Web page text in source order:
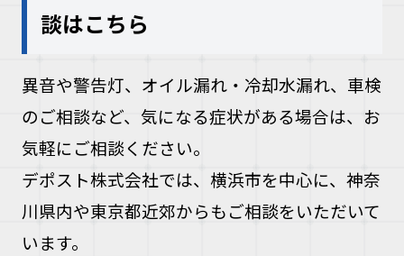
談はこちら
異音や警告灯、オイル漏れ・冷却水漏れ、車検
のご相談など、気になる症状がある場合は、お
気軽にご相談ください。
デポスト株式会社では、横浜市を中心に、神奈
川県内や東京都近郊からもご相談をいただいて
います。